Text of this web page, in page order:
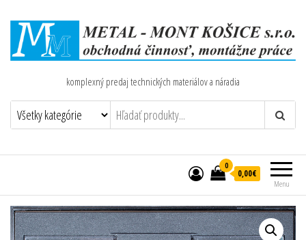
komplexný predaj technických materiálov a náradia
Menu
0
0,00€